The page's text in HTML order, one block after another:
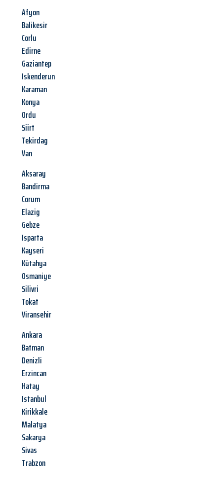
Afyon
Balikesir
Corlu
Edirne
Gaziantep
Iskenderun
Karaman
Konya
Ordu
Siirt
Tekirdag
Van
Aksaray
Bandirma
Corum
Elazig
Gebze
Isparta
Kayseri
Kütahya
Osmaniye
Silivri
Tokat
Viransehir
Ankara
Batman
Denizli
Erzincan
Hatay
Istanbul
Kirikkale
Malatya
Sakarya
Sivas
Trabzon